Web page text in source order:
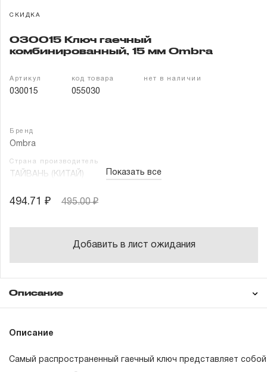
Контакты
СКИДКА
030015 Ключ гаечный
комбинированный, 15 мм Ombra
Артикул
030015
код товара
055030
нет в наличии
Бренд
Ombra
Страна производитель
ТАЙВАНЬ (КИТАЙ) Показать все
494.71 ₽ 495.00 ₽
Добавить в лист ожидания
Описание
Описание
Самый распространенный гаечный ключ представляет собой